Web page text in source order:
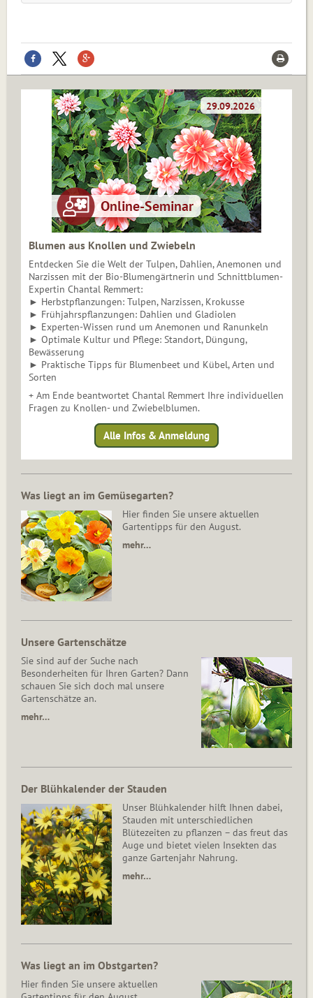
Blumen aus Knollen und Zwiebeln
Entdecken Sie die Welt der Tulpen, Dahlien, Anemonen und
Narzissen mit der Bio-Blumengärtnerin und Schnittblumen-
Expertin Chantal Remmert:
► Herbstpflanzungen: Tulpen, Narzissen, Krokusse
► Frühjahrspflanzungen: Dahlien und Gladiolen
► Experten-Wissen rund um Anemonen und Ranunkeln
► Optimale Kultur und Pflege: Standort, Düngung,
Bewässerung
► Praktische Tipps für Blumenbeet und Kübel, Arten und
Sorten
+ Am Ende beantwortet Chantal Remmert Ihre individuellen
Fragen zu Knollen- und Zwiebelblumen.
Alle Infos & Anmeldung
Was liegt an im Gemüsegarten?
Hier finden Sie unsere aktuellen
Gartentipps für den August.
mehr…
Unsere Gartenschätze
Sie sind auf der Suche nach
Besonderheiten für Ihren Garten? Dann
schauen Sie sich doch mal unsere
Gartenschätze an.
mehr…
Der Blühkalender der Stauden
Unser Blühkalender hilft Ihnen dabei,
Stauden mit unterschiedlichen
Blütezeiten zu pflanzen – das freut das
Auge und bietet vielen Insekten das
ganze Gartenjahr Nahrung.
mehr…
Was liegt an im Obstgarten?
Hier finden Sie unsere aktuellen